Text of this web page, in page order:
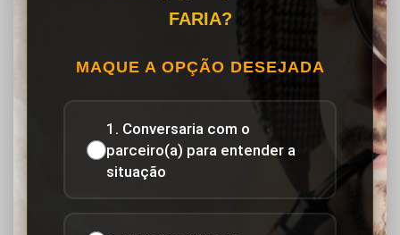
FARIA?
MAQUE A OPÇÃO DESEJADA
1. Conversaria com o
parceiro(a) para entender a
situação